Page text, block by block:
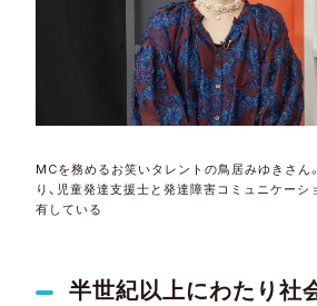
MCを務めるお笑いタレントの鳥居みゆきさん
り、児童発達支援士と発達障害コミュニケー
有している
半世紀以上にわたり社